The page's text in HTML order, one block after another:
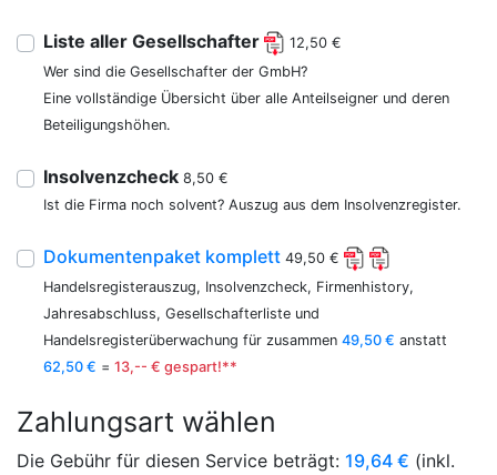
Liste aller Gesellschafter
12,50 €
Wer sind die Gesellschafter der GmbH?
Eine vollständige Übersicht über alle Anteilseigner und deren
Beteiligungshöhen.
Insolvenzcheck 8,50 €
Ist die Firma noch solvent? Auszug aus dem Insolvenzregister.
Dokumentenpaket komplett 49,50 €
Handelsregisterauszug, Insolvenzcheck, Firmenhistory,
Jahresabschluss, Gesellschafterliste und
Handelsregisterüberwachung für zusammen 49,50 € anstatt
62,50 € = 13,-- € gespart!**
Zahlungsart wählen
Die Gebühr für diesen Service beträgt: 19,64 € (inkl.